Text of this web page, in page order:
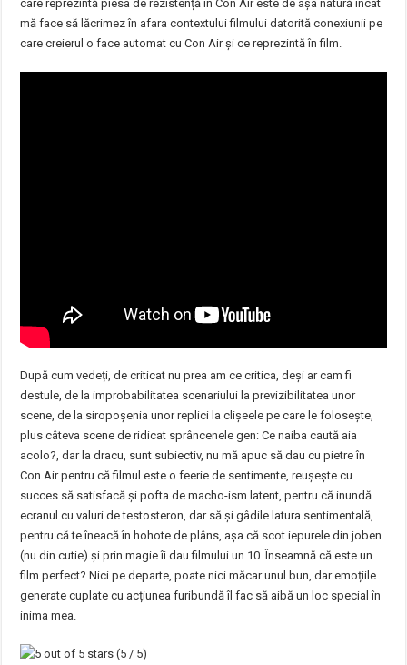
care reprezintă piesa de rezistență în Con Air este de așa natură încât
mă face să lăcrimez în afara contextului filmului datorită conexiunii pe
care creierul o face automat cu Con Air și ce reprezintă în film.
După cum vedeți, de criticat nu prea am ce critica, deși ar cam fi
destule, de la improbabilitatea scenariului la previzibilitatea unor
scene, de la siropoșenia unor replici la clișeele pe care le folosește,
plus câteva scene de ridicat sprâncenele gen: Ce naiba caută aia
acolo?, dar la dracu, sunt subiectiv, nu mă apuc să dau cu pietre în
Con Air pentru că filmul este o feerie de sentimente, reușește cu
succes să satisfacă și pofta de macho-ism latent, pentru că inundă
ecranul cu valuri de testosteron, dar să și gâdile latura sentimentală,
pentru că te îneacă în hohote de plâns, așa că scot iepurele din joben
(nu din cutie) și prin magie îi dau filmului un 10. Înseamnă că este un
film perfect? Nici pe departe, poate nici măcar unul bun, dar emoțiile
generate cuplate cu acțiunea furibundă îl fac să aibă un loc special în
inima mea.
(5 / 5)